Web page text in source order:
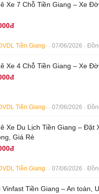
Xe 7 Chỗ Tiền Giang – Xe
Tiền Giang 07/06/2026
Xe 4 Chỗ Tiền Giang – Xe
Tiền Giang 07/06/2026
Xe Du Lịch Tiền Giang – Đặt
Giá Rẻ
Tiền Giang 07/06/2026
Vinfast Tiền Giang – An toàn,